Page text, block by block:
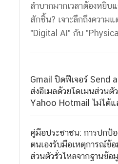
ลำบากมากเวลาต้องหยิบ
สักชิ้น? เจาะลึกถึงความแ
"Digital AI" กับ
Gmail ปิดฟีเจอร์ Send
ส่งอีเมลด้วยโดเมนส่วนตัว
Yahoo Hotmail ไม่ได้แ
คู่มือประชาชน: การปกป้อ
ตนเองรับมือเหตุการณ์ข้
ส่วนตัวรั่วไหลจากฐานข้อ